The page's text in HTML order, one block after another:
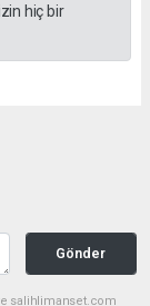
hiç bir
Gönder
salihlimanset.com